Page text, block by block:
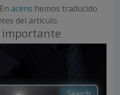
acens hemos traducido
del artículo.
importante